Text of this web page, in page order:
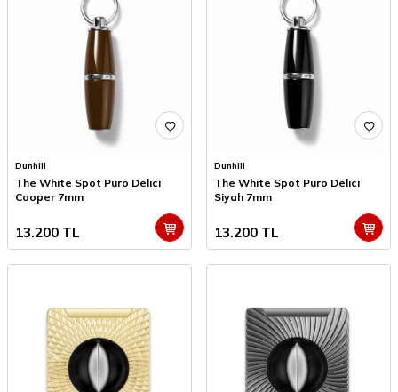
Dunhill
The White Spot Puro Delici
Cooper 7mm
13.200 TL
Dunhill
The White Spot Puro Delici
Siyah 7mm
13.200 TL